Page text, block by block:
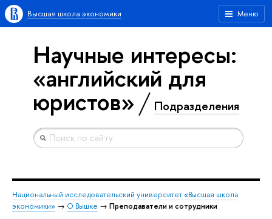
Меню
Высшая школа экономики
Научные интересы:
«английский для
юристов» Подразделения
Национальный исследовательский университет «Высшая школа
экономики» → О Вышке → Преподаватели и сотрудники